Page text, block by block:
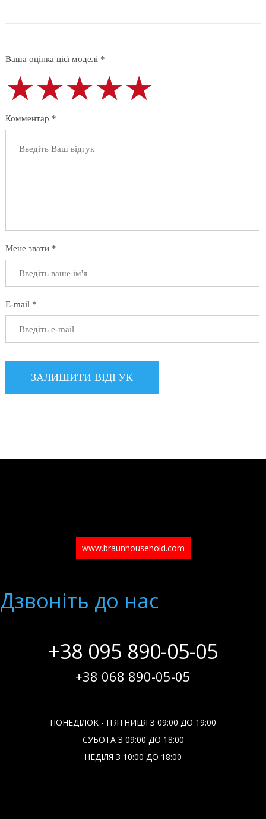
Ваша оцінка цієї моделі *
★★★★★
★★★★★
★★★★★
Комментар *
Мене звати *
E-mail *
www.braunhousehold.com
Дзвонiть до нас
+38 095 890-05-05
+38 068 890-05-05
ПОНЕДІЛОК - П'ЯТНИЦЯ З 09:00 ДО 19:00
СУБОТА З 09:00 ДО 18:00
НЕДІЛЯ З 10:00 ДО 18:00